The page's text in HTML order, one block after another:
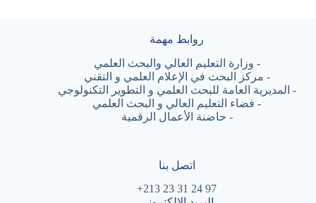
روابط مهمة
- وزارة التعليم العالي والبحث العلمي
- مركز البحث في الإعلام العلمي و التقني
- المديرية العامة للبحث العلمي و التطوير التكنولوجي
- فضاء التعليم العالي و البحث العلمي
- حاضنة الأعمال الرقمية
اتصل بنا
97 24 31 23 213+